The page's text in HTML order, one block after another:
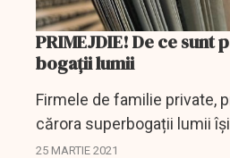
PRIMEJDIE! De ce sunt
bogații lumii
Firmele de familie private,
cărora superbogații lumii
obligațiuni canadiene, în
25 MARTIE 2021